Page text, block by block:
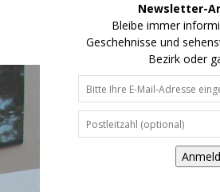
Newsletter-
Bleibe immer
Geschehnisse und
Bezirk oder